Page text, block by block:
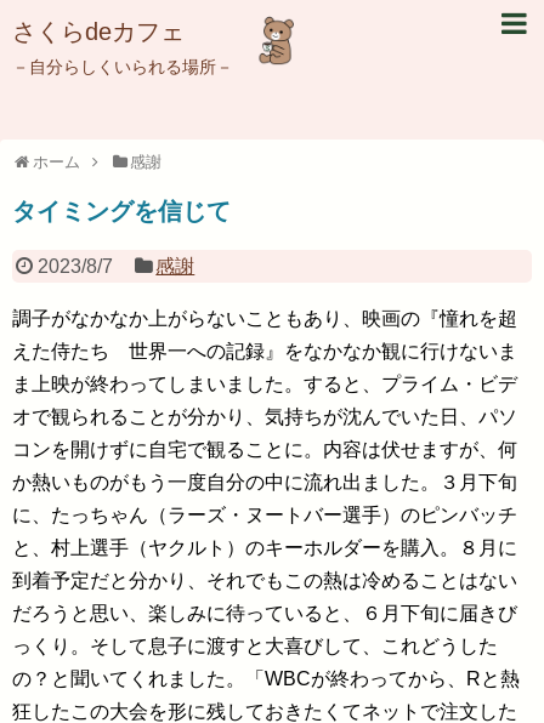
さくらdeカフェ
－自分らしくいられる場所－
ホーム 感謝
タイミングを信じて
2023/8/7 感謝
調子がなかなか上がらないこともあり、映画の『憧れを超
えた侍たち 世界一への記録』をなかなか観に行けないま
ま上映が終わってしまいました。すると、プライム・ビデ
オで観られることが分かり、気持ちが沈んでいた日、パソ
コンを開けずに自宅で観ることに。内容は伏せますが、何
か熱いものがもう一度自分の中に流れ出ました。３月下旬
に、たっちゃん（ラーズ・ヌートバー選手）のピンバッチ
と、村上選手（ヤクルト）のキーホルダーを購入。８月に
到着予定だと分かり、それでもこの熱は冷めることはない
だろうと思い、楽しみに待っていると、６月下旬に届きび
っくり。そして息子に渡すと大喜びして、これどうした
の？と聞いてくれました。「WBCが終わってから、Rと熱
狂したこの大会を形に残しておきたくてネットで注文した